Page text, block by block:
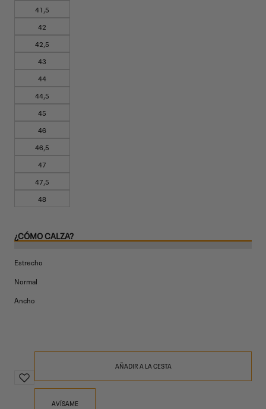
41,5
42
42,5
43
44
44,5
45
46
46,5
47
47,5
48
¿CÓMO CALZA?
Estrecho
Normal
Ancho
AÑADIR A LA CESTA
AVÍSAME